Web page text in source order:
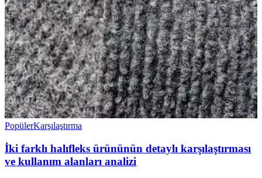
PopülerKarşılaştırma
İki farklı halıfleks ürününün detaylı karşılaştırması
ve kullanım alanları analizi